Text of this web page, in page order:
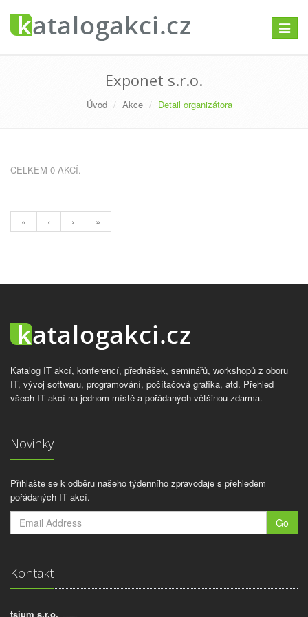
Exponet s.r.o.
Úvod Akce Detail organizátora
CELKEM 0 AKCÍ.
« ‹ › »
Katalog IT akcí, konferencí, přednášek, seminářů, workshopů z oboru
IT, vývoj softwaru, programování, počítačová grafika, atd. Přehled
všech IT akcí na jednom místě a pořádaných většinou zdarma.
Novinky
Přihlašte se k odběru našeho týdenního zpravodaje s přehledem
pořádaných IT akcí.
Go
Kontakt
tsium s.r.o.